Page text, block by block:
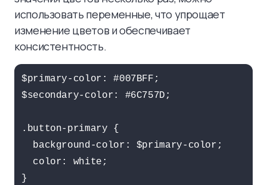
использовать переменные, что упрощает
изменение цветов и обеспечивает
консистентность.
$primary-color: #007BFF;
$secondary-color: #6C757D;
.button-primary {
  background-color: $primary-color;
  color: white;
}